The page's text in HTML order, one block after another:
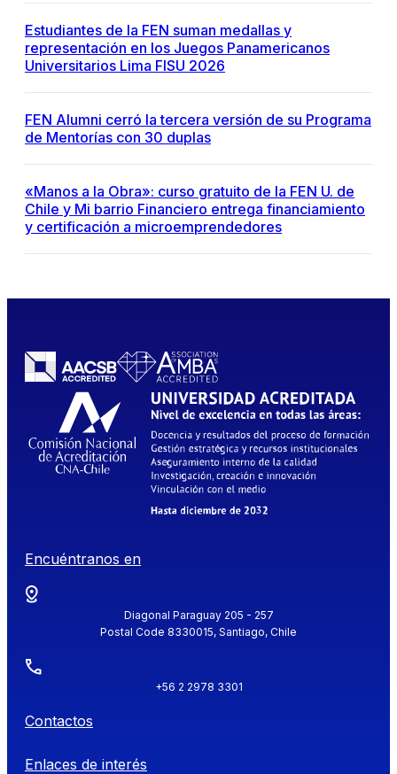
Estudiantes de la FEN suman medallas y
representación en los Juegos Panamericanos
Universitarios Lima FISU 2026
FEN Alumni cerró la tercera versión de su Programa
de Mentorías con 30 duplas
«Manos a la Obra»: curso gratuito de la FEN U. de
Chile y Mi barrio Financiero entrega financiamiento
y certificación a microemprendedores
Encuéntranos en
Diagonal Paraguay 205 - 257
Postal Code 8330015, Santiago, Chile
+56 2 2978 3301
Contactos
Enlaces de interés